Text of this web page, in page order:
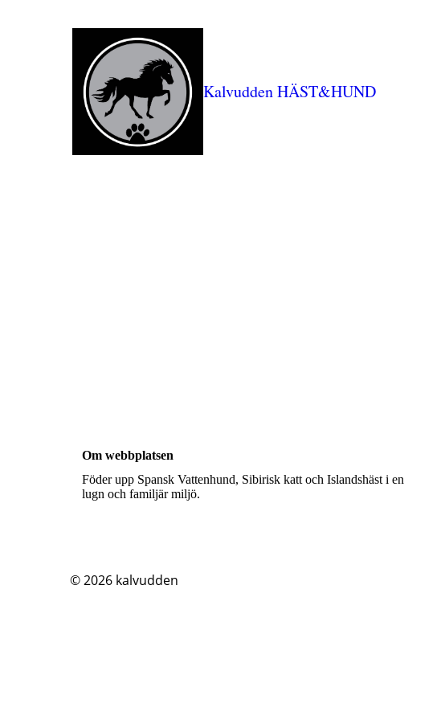
Kalvudden HÄST&HUND
Om webbplatsen
Föder upp Spansk Vattenhund, Sibirisk katt och Islandshäst i en
lugn och familjär miljö.
© 2026 kalvudden